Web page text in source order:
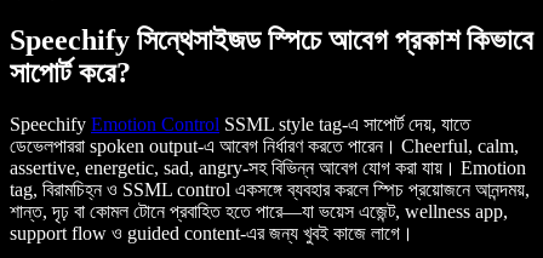
Speechify সিন্থেসাইজড স্পিচে আবেগ প্রকাশ কিভাবে
সাপোর্ট করে?
Speechify Emotion Control SSML style tag-এ সাপোর্ট দেয়, যাতে
ডেভেলপাররা spoken output-এ আবেগ নির্ধারণ করতে পারেন। Cheerful, calm,
assertive, energetic, sad, angry-সহ বিভিন্ন আবেগ যোগ করা যায়। Emotion
tag, বিরামচিহ্ন ও SSML control একসঙ্গে ব্যবহার করলে স্পিচ প্রয়োজনে আনন্দময়,
শান্ত, দৃঢ় বা কোমল টোনে প্রবাহিত হতে পারে—যা ভয়েস এজেন্ট, wellness app,
support flow ও guided content-এর জন্য খুবই কাজে লাগে।